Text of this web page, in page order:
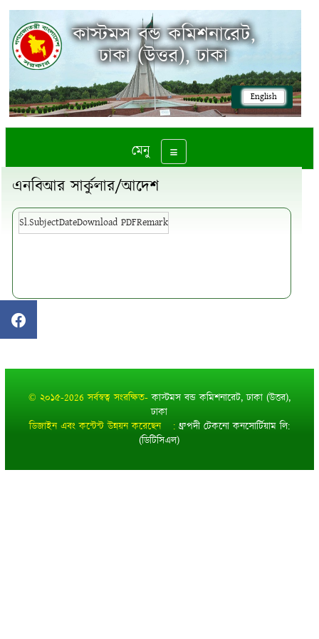
English
কাস্টমস বন্ড কমিশনারেট,
ঢাকা (উত্তর), ঢাকা
Toggle navigation
মেনু
এনবিআর সার্কুলার/আদেশ
Sl.SubjectDateDownload PDFRemark
© ২০১৫-2026 সর্বস্বত্ব সংরক্ষিত-কাস্টমস বন্ড কমিশনারেট, ঢাকা (উত্তর),
ঢাকা
ডিজাইন এবং কন্টেন্ট উন্নয়ন করেছেন : ধ্রুপদী টেকনো কনসোর্টিয়াম লি:
(ডিটিসিএল)